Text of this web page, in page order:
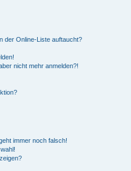
der Online-Liste auftaucht?
nicht mehr anmelden?!
immer noch falsch!